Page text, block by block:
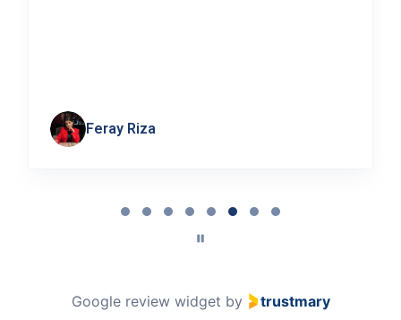
Tsvetelina Borisova
Google review widget by trustmary